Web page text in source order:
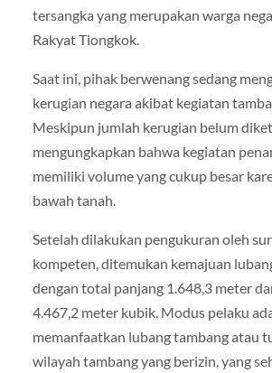
tersangka yang merupakan warga
Rakyat Tiongkok.
Saat ini, pihak berwenang sedang
kerugian negara akibat kegiatan
Meskipun jumlah kerugian belum
mengungkapkan bahwa kegiatan
memiliki volume yang cukup besar
bawah tanah.
Setelah dilakukan pengukuran oleh
kompeten, ditemukan kemajuan
dengan total panjang 1.648,3 meter
4.467,2 meter kubik. Modus pelaku
memanfaatkan lubang tambang atau
wilayah tambang yang berizin, yang